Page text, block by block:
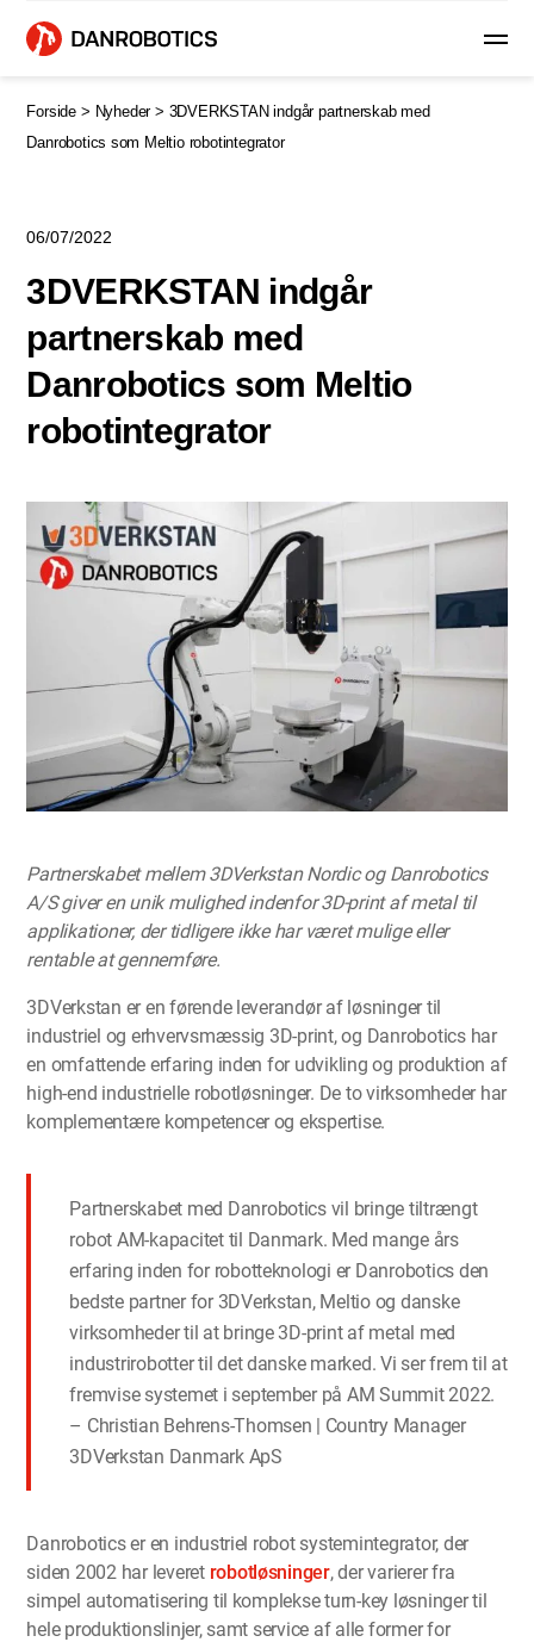
Forside > Nyheder > 3DVERKSTAN indgår partnerskab med
Danrobotics som Meltio robotintegrator
06/07/2022
3DVERKSTAN indgår
partnerskab med
Danrobotics som Meltio
robotintegrator
Partnerskabet mellem 3DVerkstan Nordic og Danrobotics
A/S giver en unik mulighed indenfor 3D-print af metal til
applikationer, der tidligere ikke har været mulige eller
rentable at gennemføre.
3DVerkstan er en førende leverandør af løsninger til
industriel og erhvervsmæssig 3D-print, og Danrobotics har
en omfattende erfaring inden for udvikling og produktion af
high-end industrielle robotløsninger. De to virksomheder har
komplementære kompetencer og ekspertise.
Partnerskabet med Danrobotics vil bringe tiltrængt
robot AM-kapacitet til Danmark. Med mange års
erfaring inden for robotteknologi er Danrobotics den
bedste partner for 3DVerkstan, Meltio og danske
virksomheder til at bringe 3D-print af metal med
industrirobotter til det danske marked. Vi ser frem til at
fremvise systemet i september på AM Summit 2022.
– Christian Behrens-Thomsen | Country Manager
3DVerkstan Danmark ApS
Danrobotics er en industriel robot systemintegrator, der
siden 2002 har leveret robotløsninger, der varierer fra
simpel automatisering til komplekse turn-key løsninger til
hele produktionslinjer, samt service af alle former for